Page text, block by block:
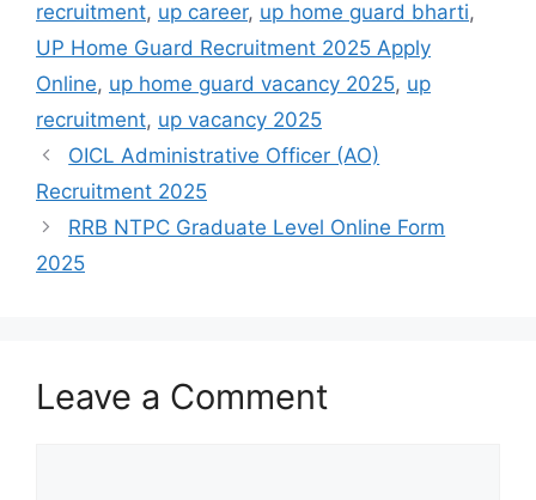
recruitment, up career, up home guard bharti,
UP Home Guard Recruitment 2025 Apply
Online, up home guard vacancy 2025, up
recruitment, up vacancy 2025
OICL Administrative Officer (AO)
Recruitment 2025
RRB NTPC Graduate Level Online Form
2025
Leave a Comment